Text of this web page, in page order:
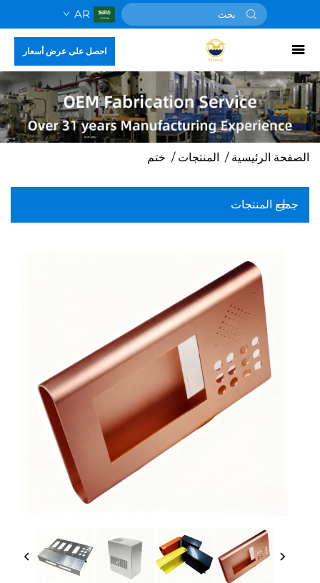
AR
احصل على عرض أسعار
الصفحة الرئيسية/ المنتجات/ ختم
جميع المنتجات